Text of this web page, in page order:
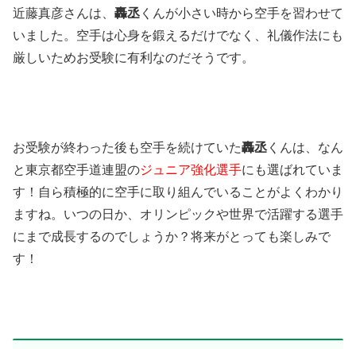
近藤真彦さんは、 轟丞くんが小さい時から空手を習わせて
いました。空手は心身を鍛えるだけでなく、礼儀作法にも
厳しいためお受験に有利なのだそうです。
お受験が終わった後も空手を続けていた轟丞くんは、なん
と東京都空手道連盟のジュニア強化選手にも選ばれていま
す！自ら積極的に空手に取り組んでいることがよくわかり
ますね。いつの日か、オリンピックや世界で活躍する選手
にまで成長するのでしょうか？将来がとっても楽しみで
す！